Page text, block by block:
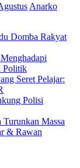
Anarko
Domba Rakyat
Politik
Seret Pelajar:
Polisi
Massa
& Rawan